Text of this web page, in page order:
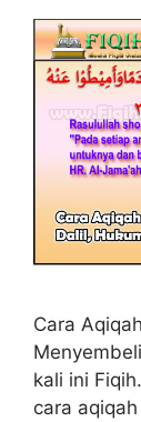
Cara
kali ini
cara